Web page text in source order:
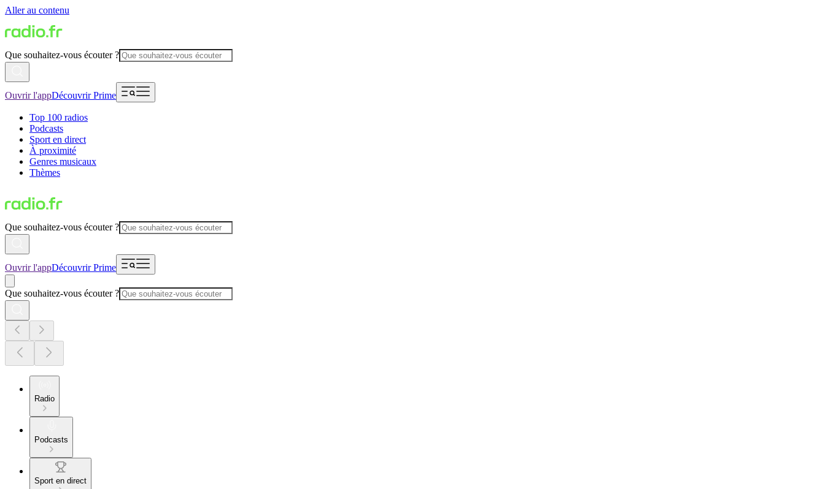
Aller au contenu
Que souhaitez-vous écouter ?
Ouvrir l'appDécouvrir Prime
Top 100 radios
Podcasts
Sport en direct
À proximité
Genres musicaux
Thèmes
Que souhaitez-vous écouter ?
Ouvrir l'appDécouvrir Prime
Que souhaitez-vous écouter ?
Radio
Podcasts
Sport en direct